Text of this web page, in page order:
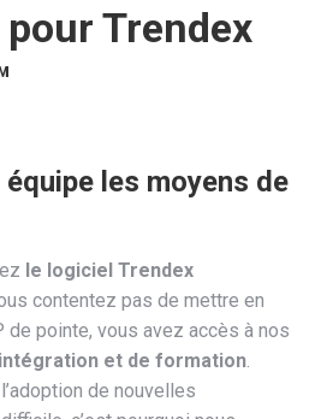
Trendex
les moyens de
le logiciel Trendex
contentez pas de mettre en
pointe, vous avez accès à nos
et de formation.
de nouvelles